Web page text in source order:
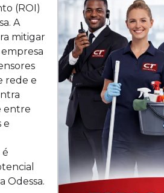
(ROI)
A
mitigar
rede e
entre
e
é
Odessa.